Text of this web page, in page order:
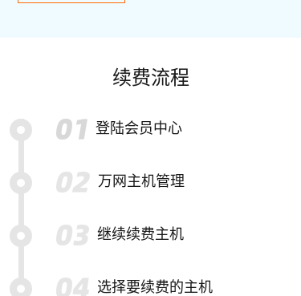
续费流程
登陆会员中心
万网主机管理
继续续费主机
选择要续费的主机